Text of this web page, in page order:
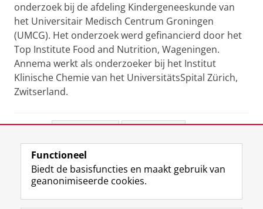
onderzoek bij de afdeling Kindergeneeskunde van
het Universitair Medisch Centrum Groningen
(UMCG). Het onderzoek werd gefinancierd door het
Top Institute Food and Nutrition, Wageningen.
Annema werkt als onderzoeker bij het Institut
Klinische Chemie van het UniversitätsSpital Zürich,
Zwitserland.
View this page in:English
Volg de RUG
F
L
R I
Y
Functioneel
Biedt de basisfuncties en maakt gebruik van
geanonimiseerde cookies.